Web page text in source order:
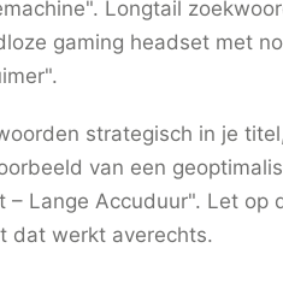
Longtail
gaming headset met
strategisch in je
van een
– Lange Accuduur". Let
dat werkt averechts.